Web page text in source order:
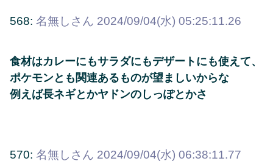
568: 名無しさん 2024/09/04(水) 05:25:11.26
食材はカレーにもサラダにもデザートにも使えて、
ポケモンとも関連あるものが望ましいからな
例えば長ネギとかヤドンのしっぽとかさ
570: 名無しさん 2024/09/04(水) 06:38:11.77